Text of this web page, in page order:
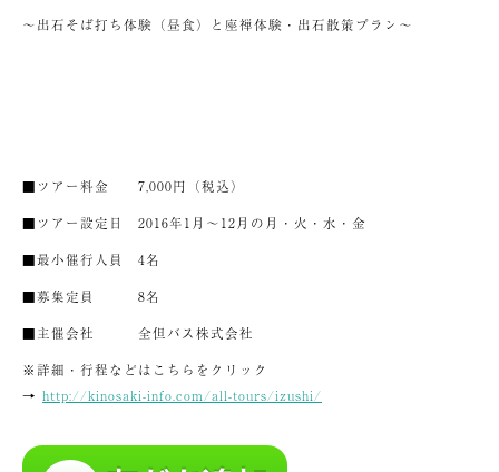
～出石そば打ち体験（昼食）と座禅体験・出石散策プラン～
■ツアー料金 7,000円（税込）
■ツアー設定日 2016年1月～12月の月・火・水・金
■最小催行人員 4名
■募集定員 8名
■主催会社 全但バス株式会社
※詳細・行程などはこちらをクリック
→ http://kinosaki-info.com/all-tours/izushi/